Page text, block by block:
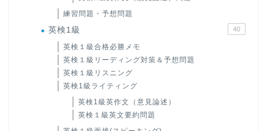
練習問題・予想問題
英検1級 40
英検１級合格必勝メモ
英検１級リーディング対策＆予想問題
英検１級リスニング
英検1級ライティング
英検1級英作文（意見論述）
英検１級英文要約問題